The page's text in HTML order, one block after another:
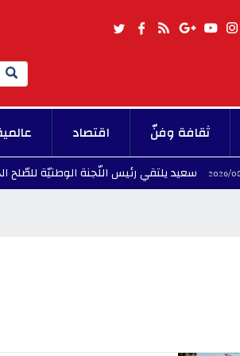
Search
ثقافة وفنّ اقتصاد
سعيد يلتقي رئيس اللّجنة الوطنيّة للصّلح الجزائي